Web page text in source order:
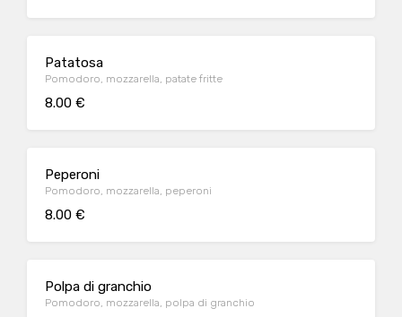
Patatosa
Pomodoro, mozzarella, patate fritte
8.00 €
Peperoni
Pomodoro, mozzarella, peperoni
8.00 €
Polpa di granchio
Pomodoro, mozzarella, polpa di granchio